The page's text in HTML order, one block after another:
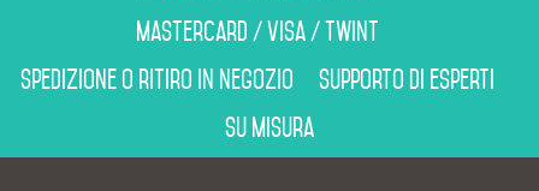
Mastercard / Visa / Twint
Spedizione o ritiro in negozio
Supporto di esperti
Su misura